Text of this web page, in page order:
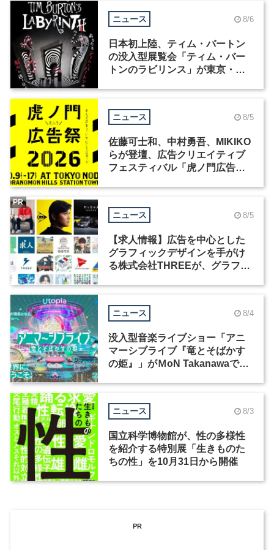
ニュース 8/6
日本初上陸、ティム・バートン
の没入型展覧会「ティム・バー
トンのラビリンス」が東京・豊
ニュース 8/5
佐藤可士和、中村勇吾、MIKIKO
らが登壇、広告クリエイティブ
フェスティバル「虎ノ門広告
ニュース 8/5
【求人情報】広告を中心とした
グラフィックデザインを手がけ
る株式会社THREEが、グラフィ
PR
ニュース 8/4
没入型音楽ライブショー「アニ
マーシブライブ『竜とそばかす
の姫』」がＭoN Takanawaで開
ニュース 8/3
国立科学博物館が、性の多様性
を紹介する特別展「生きものた
ちの性」を10月31日から開催
PR